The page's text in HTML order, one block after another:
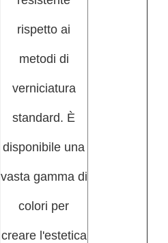
rispetto ai
metodi di
verniciatura
standard. È
disponibile una
vasta gamma di
colori per
creare l'estetica